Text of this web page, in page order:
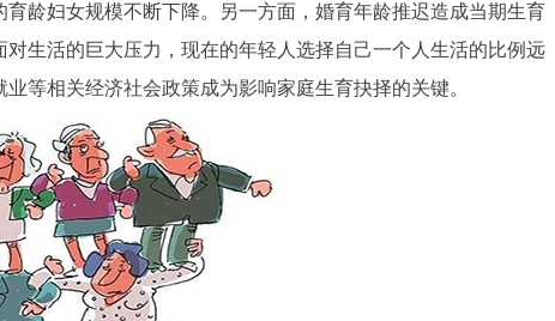
龄妇女规模不断下降。另一方面，婚育年龄推迟造成当期生育
生活的巨大压力，现在的年轻人选择自己一个人生活的比例远
等相关经济社会政策成为影响家庭生育抉择的关键。